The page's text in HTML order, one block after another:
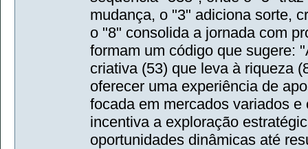
mudança, o "3" adiciona sorte,
o "8" consolida a jornada com
formam um código que sugere:
criativa (53) que leva à riqueza
oferecer uma experiência de
focada em mercados variados
incentiva a exploração
oportunidades dinâmicas até